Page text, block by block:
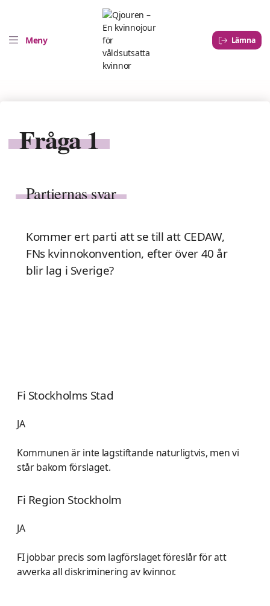
Meny Lämna
Fråga 1
Partiernas svar
Kommer ert parti att se till att CEDAW,
FNs kvinnokonvention, efter över 40 år
blir lag i Sverige?
Fi Stockholms Stad
JA
Kommunen är inte lagstiftande naturligtvis, men vi
står bakom förslaget.
Fi Region Stockholm
JA
FI jobbar precis som lagförslaget föreslår för att
avverka all diskriminering av kvinnor.